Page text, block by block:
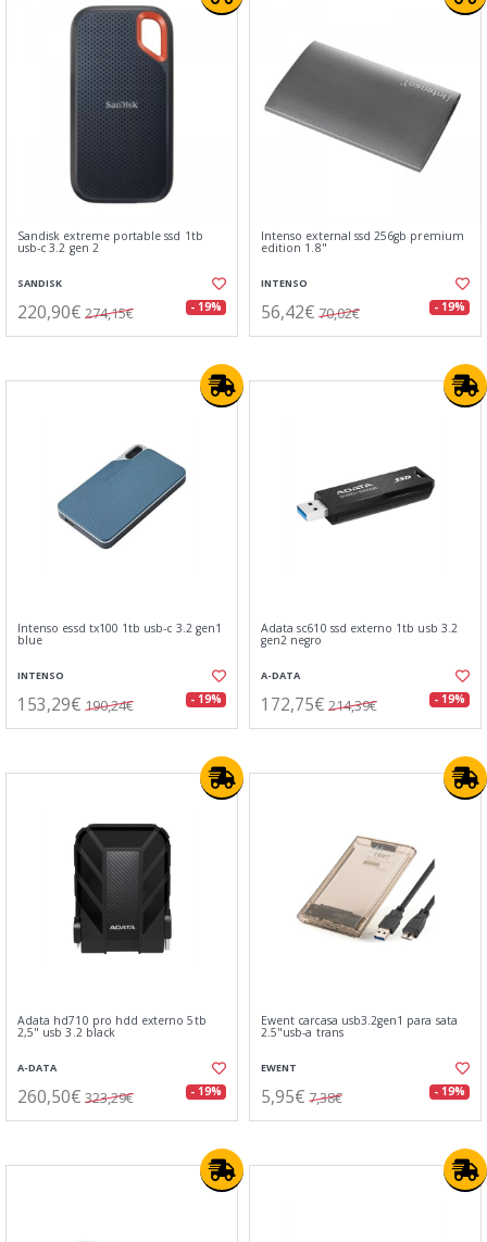
Sandisk extreme portable ssd 1tb
usb-c 3.2 gen 2
SANDISK
220,90€ 274,15€ - 19%
Intenso external ssd 256gb premium
edition 1.8"
INTENSO
56,42€ 70,02€ - 19%
Intenso essd tx100 1tb usb-c 3.2 gen1
blue
INTENSO
153,29€ 190,24€ - 19%
Adata sc610 ssd externo 1tb usb 3.2
gen2 negro
A-DATA
172,75€ 214,39€ - 19%
Adata hd710 pro hdd externo 5tb
2,5" usb 3.2 black
A-DATA
260,50€ 323,29€ - 19%
Ewent carcasa usb3.2gen1 para sata
2.5"usb-a trans
EWENT
5,95€ 7,38€ - 19%